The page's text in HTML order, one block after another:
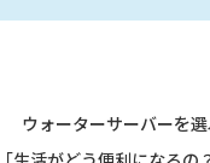
ウォーターサーバーを